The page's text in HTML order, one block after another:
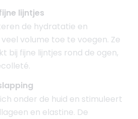
lijntjes
de hydratatie en
volume toe te voegen. Ze
bij fijne lijntjes rond de ogen,
onder de huid en stimuleert
en elastine. De